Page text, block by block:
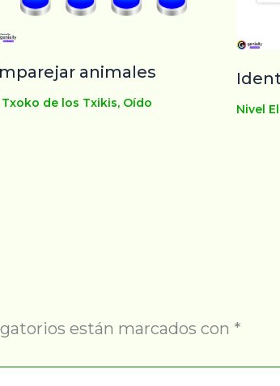
animales
Txoko de los Txikis, Oído Nivel
están marcados con *